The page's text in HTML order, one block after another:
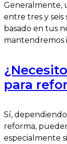
Generalmente,
entre tres y seis
basado en tus
mantendremos
para
Sí,
reforma,
especialmente